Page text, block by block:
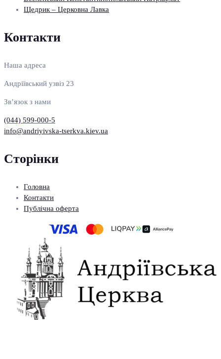
Щедрик – Церковна Лавка
Контакти
Наша адреса
Андріївський узвіз 23
Зв’язок з нами
(044) 599-000-5
info@andriyivska-tserkva.kiev.ua
Сторінки
Головна
Контакти
Публічна оферта